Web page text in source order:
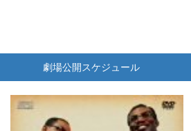
劇場公開スケジュール